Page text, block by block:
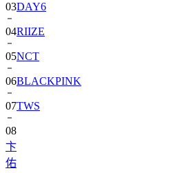
03DAY6
04RIIZE
05NCT
06BLACKPINK
07TWS
08
卞
佑